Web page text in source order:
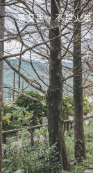
是艾思，不是火